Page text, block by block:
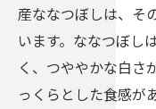
産ななつぼしは、そ
います。ななつぼし
く、つややかな白さ
っくらとした食感が